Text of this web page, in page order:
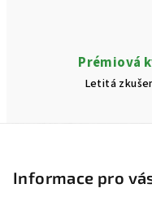
Prémiová
Letitá
Informace pro